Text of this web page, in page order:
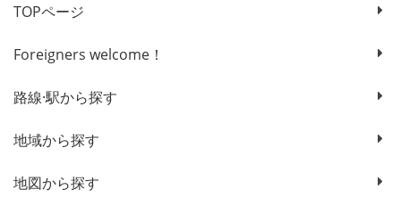
TOPページ
Foreigners welcome！
路線·駅から探す
地域から探す
地図から探す